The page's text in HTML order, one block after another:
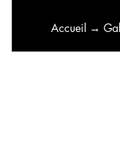
Accueil →